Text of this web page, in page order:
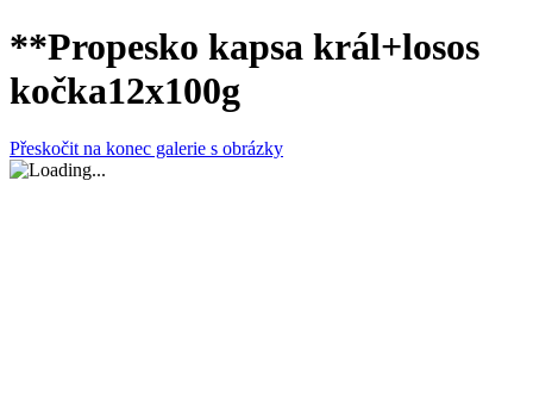
**Propesko kapsa král+losos
kočka12x100g
Přeskočit na konec galerie s obrázky